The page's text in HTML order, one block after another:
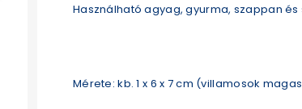
Használható agyag, gyurma, szappan
Mérete: kb. 1 x 6 x 7 cm (villamosok